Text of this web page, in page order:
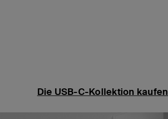
Die USB-C-Kollektion kaufen